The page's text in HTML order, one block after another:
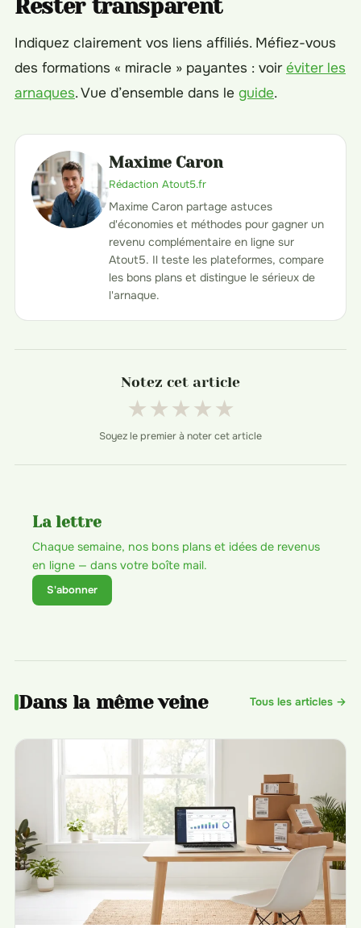
Rester transparent
Indiquez clairement vos liens affiliés. Méfiez-vous
des formations « miracle » payantes : voiréviter les
arnaques. Vue d’ensemble dans le guide.
Maxime Caron
Rédaction Atout5.fr
Maxime Caron partage astuces
d'économies et méthodes pour gagner un
revenu complémentaire en ligne sur
Atout5. Il teste les plateformes, compare
les bons plans et distingue le sérieux de
l'arnaque.
Notez cet article
★★★★★
Soyez le premier à noter cet article
La lettre
Chaque semaine, nos bons plans et idées de revenus
en ligne — dans votre boîte mail.
S'abonner
Dans la même veine Tous les articles →